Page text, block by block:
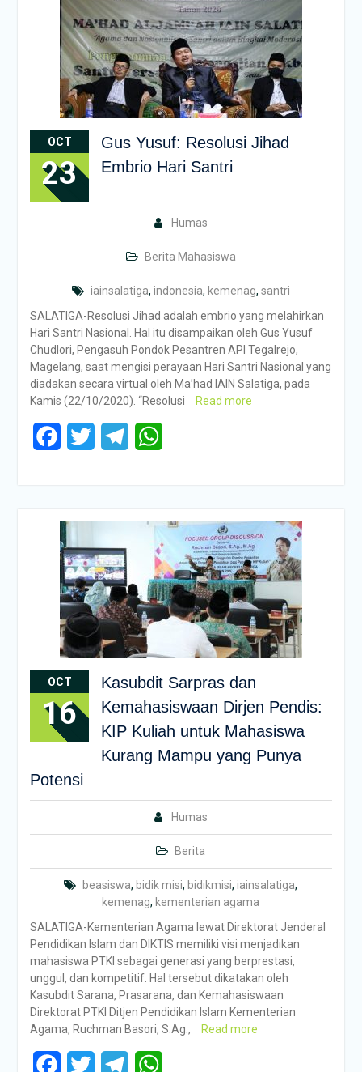
OCT
23
Gus Yusuf: Resolusi Jihad
Embrio Hari Santri
Humas
Berita Mahasiswa
iainsalatiga, indonesia, kemenag, santri
SALATIGA-Resolusi Jihad adalah embrio yang melahirkan
Hari Santri Nasional. Hal itu disampaikan oleh Gus Yusuf
Chudlori, Pengasuh Pondok Pesantren API Tegalrejo,
Magelang, saat mengisi perayaan Hari Santri Nasional yang
diadakan secara virtual oleh Ma’had IAIN Salatiga, pada
Kamis (22/10/2020). “Resolusi
Read more
Facebook
Twitter Telegram
OCT
16
Kasubdit Sarpras dan
Kemahasiswaan Dirjen Pendis:
KIP Kuliah untuk Mahasiswa
Kurang Mampu yang Punya
Potensi
Humas
Berita
beasiswa, bidik misi, bidikmisi,iainsalatiga,
kemenag, kementerian agama
SALATIGA-Kementerian Agama lewat Direktorat Jenderal
Pendidikan Islam dan DIKTIS memiliki visi menjadikan
mahasiswa PTKI sebagai generasi yang berprestasi,
unggul, dan kompetitif. Hal tersebut dikatakan oleh
Kasubdit Sarana, Prasarana, dan Kemahasiswaan
Direktorat PTKI Ditjen Pendidikan Islam Kementerian
Agama, Ruchman Basori, S.Ag.,
Read more
Facebook
Twitter Telegram